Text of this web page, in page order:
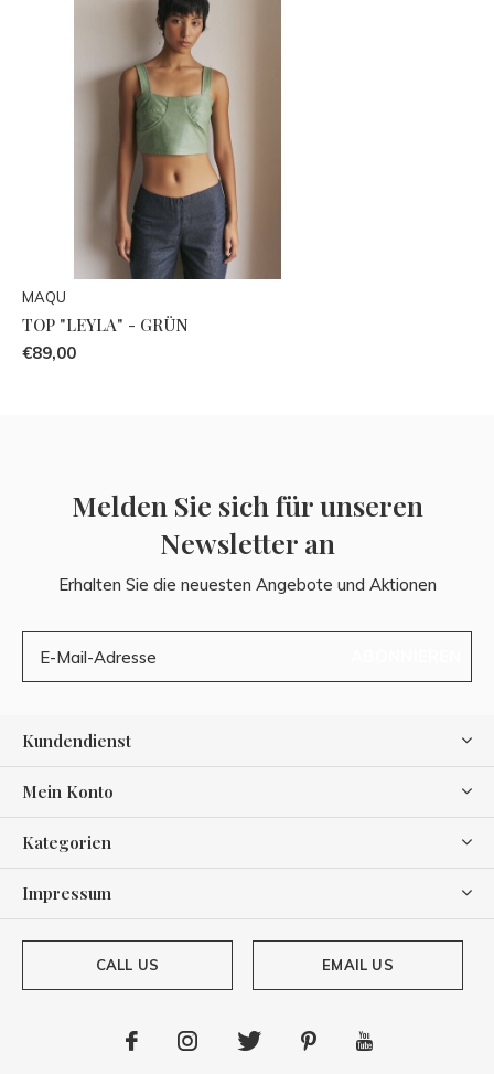
MAQU
TOP "LEYLA" - GRÜN
€89,00
Melden Sie sich für unseren
Newsletter an
Erhalten Sie die neuesten Angebote und Aktionen
Kundendienst
Mein Konto
Kategorien
Impressum
CALL US EMAIL US